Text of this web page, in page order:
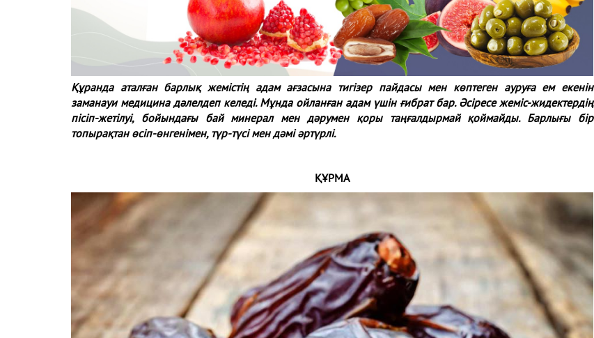
Құранда аталған барлық жемістің адам ағзасына тигізер пайдасы мен көптеген ауруға ем екенін
заманауи медицина дәлелдеп келеді. Мұнда ойланған адам үшін ғибрат бар. Әсіресе жеміс-жидектердің
пісіп-жетілуі, бойындағы бай минерал мен дәрумен қоры таңғалдырмай қоймайды. Барлығы бір
топырақтан өсіп-өнгенімен, түр-түсі мен дәмі әртүрлі.
ҚҰРМА